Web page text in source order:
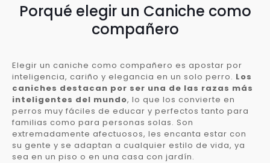
Porqué elegir un Caniche como
compañero
Elegir un caniche como compañero es apostar por
inteligencia, cariño y elegancia en un solo perro. Los
caniches destacan por ser una de las razas más
inteligentes del mundo, lo que los convierte en
perros muy fáciles de educar y perfectos tanto para
familias como para personas solas. Son
extremadamente afectuosos, les encanta estar con
su gente y se adaptan a cualquier estilo de vida, ya
sea en un piso o en una casa con jardín.